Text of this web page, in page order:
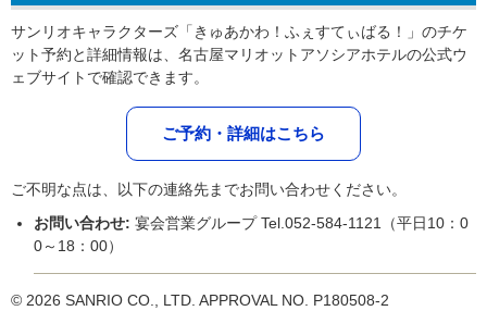
サンリオキャラクターズ「きゅあかわ！ふぇすてぃばる！」のチケ
ット予約と詳細情報は、名古屋マリオットアソシアホテルの公式ウ
ェブサイトで確認できます。
ご予約・詳細はこちら
ご不明な点は、以下の連絡先までお問い合わせください。
お問い合わせ: 宴会営業グループ Tel.052-584-1121（平日10：0
0～18：00）
© 2026 SANRIO CO., LTD. APPROVAL NO. P180508-2